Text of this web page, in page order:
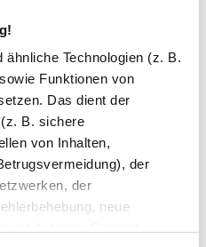
Technologien (z. B.
Funktionen von
Das dient der
B. sichere
von Inhalten,
der
der
neue
Zustand kaum zu
fällt er auf.
bei einem